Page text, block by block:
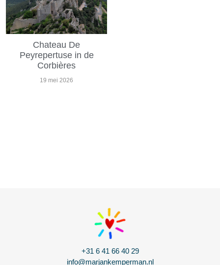
Chateau De
Peyrepertuse in de
Corbières
19 mei 2026
+31 6 41 66 40 29
info@marjankemperman.nl